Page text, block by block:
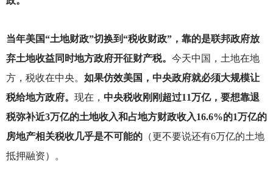
当年美国“土地财政”切换到“税收财政”，靠的是联邦政府放
弃土地收益同时地方政府开征财产税。 今天中国，土地在地
方，税收在中央。 如果仿效美国，中央政府就必须大规模让
税给地方政府。 现在， 中央税收刚刚超过11万亿，要想靠退
税弥补近3万亿的土地收入和占地方财政收入16.6%的1万亿的
房地产相关税收几乎是不可能的（更不要说还有6万亿的土地
抵押融资）。